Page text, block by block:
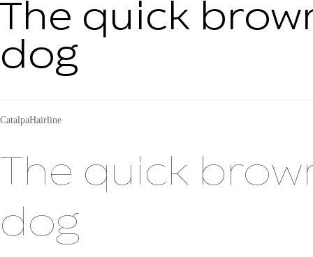
The quick
dog
CatalpaHairline
The quick
dog